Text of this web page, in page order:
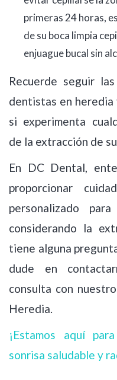
primeras 24 horas,
de su boca limpia
enjuague bucal sin
Recuerde seguir
dentistas en heredia
si experimenta
de la extracción de
En DC Dental,
proporcionar
personalizado
considerando la
tiene alguna
dude en
consulta con
Heredia.
¡Estamos aquí
sonrisa saludable y